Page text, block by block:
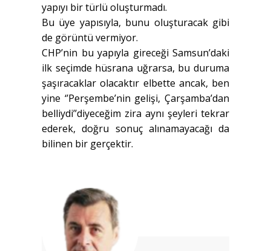
yapıyı bir türlü oluşturmadı.
Bu üye yapısıyla, bunu oluşturacak gibi
de görüntü vermiyor.
CHP’nin bu yapıyla gireceği Samsun’daki
ilk seçimde hüsrana uğrarsa, bu duruma
şaşıracaklar olacaktır elbette ancak, ben
yine ‘’Perşembe’nin gelişi, Çarşamba’dan
belliydi’’diyeceğim zira aynı şeyleri tekrar
ederek, doğru sonuç alınamayacağı da
bilinen bir gerçektir.